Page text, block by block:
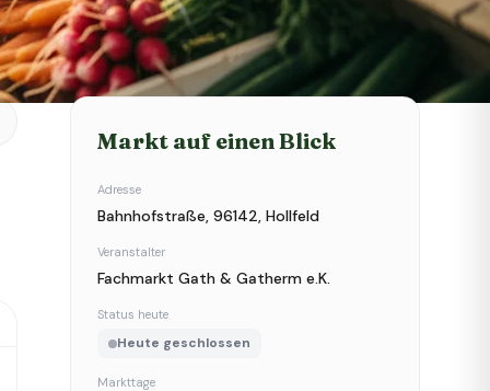
Markt auf einen Blick
Adresse
Bahnhofstraße, 96142, Hollfeld
Veranstalter
Fachmarkt Gath & Gatherm e.K.
Status heute
Heute geschlossen
Markttage